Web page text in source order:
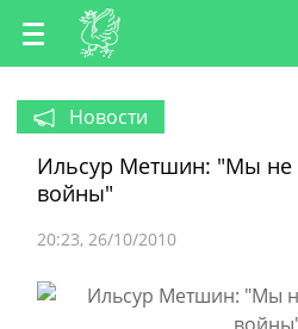
RU
EN
Новости
Ильсур Метшин: "Мы не
войны"
20:23 26/10/2010